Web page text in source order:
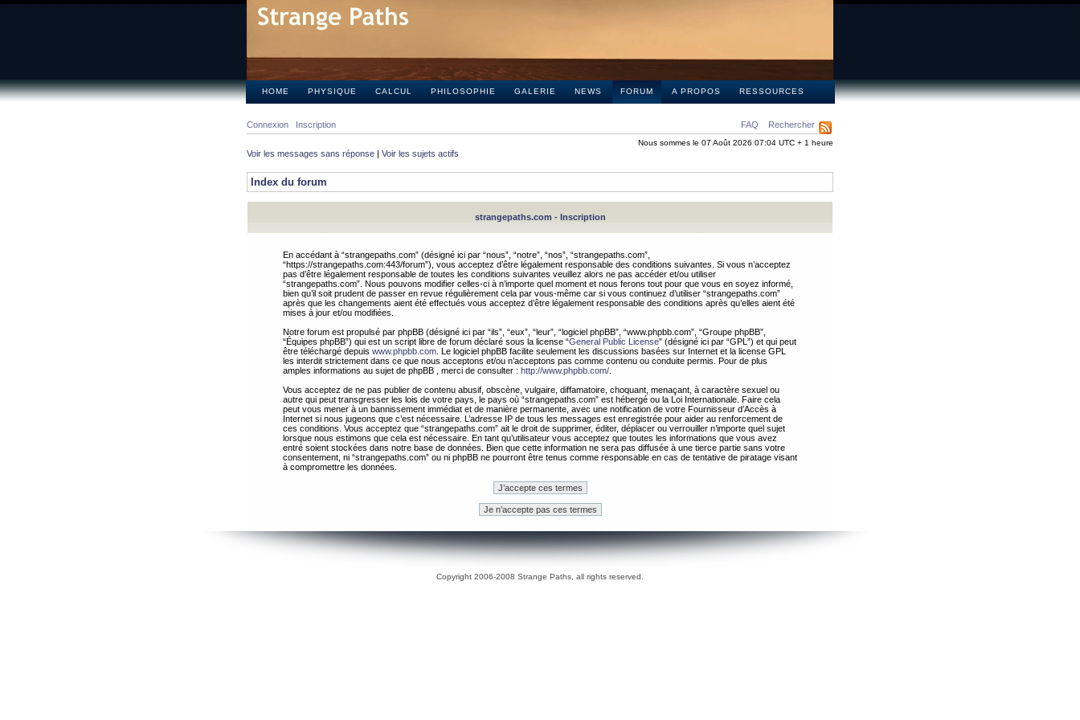
HOME PHYSIQUE CALCUL PHILOSOPHIE GALERIE NEWS FORUM A PROPOS RESSOURCES
FAQ Rechercher
Connexion Inscription
Nous sommes le 07 Août 2026 07:04 UTC + 1 heure
Voir les messages sans réponse | Voir les sujets actifs
Index du forum
strangepaths.com - Inscription
En accédant à “strangepaths.com” (désigné ici par “nous”, “notre”, “nos”, “strangepaths.com”,
“https://strangepaths.com:443/forum”), vous acceptez d’être légalement responsable des conditions suivantes. Si vous n’acceptez
pas d’être légalement responsable de toutes les conditions suivantes veuillez alors ne pas accéder et/ou utiliser
“strangepaths.com”. Nous pouvons modifier celles-ci à n’importe quel moment et nous ferons tout pour que vous en soyez informé,
bien qu’il soit prudent de passer en revue régulièrement cela par vous-même car si vous continuez d’utiliser “strangepaths.com”
après que les changements aient été effectués vous acceptez d’être légalement responsable des conditions après qu’elles aient été
mises à jour et/ou modifiées.
Notre forum est propulsé par phpBB (désigné ici par “ils”, “eux”, “leur”, “logiciel phpBB”, “www.phpbb.com”, “Groupe phpBB”,
“Équipes phpBB”) qui est un script libre de forum déclaré sous la license “General Public License” (désigné ici par “GPL”) et qui peut
être téléchargé depuis www.phpbb.com . Le logiciel phpBB facilite seulement les discussions basées sur Internet et la license GPL
les interdit strictement dans ce que nous acceptons et/ou n’acceptons pas comme contenu ou conduite permis. Pour de plus
amples informations au sujet de phpBB , merci de consulter : http://www.phpbb.com/
Vous acceptez de ne pas publier de contenu abusif, obscène, vulgaire, diffamatoire, choquant, menaçant, à caractère sexuel ou
autre qui peut transgresser les lois de votre pays, le pays où “strangepaths.com” est hébergé ou la Loi Internationale. Faire cela
peut vous mener à un bannissement immédiat et de manière permanente, avec une notification de votre Fournisseur d’Accès à
Internet si nous jugeons que c’est nécessaire. L’adresse IP de tous les messages est enregistrée pour aider au renforcement de
ces conditions. Vous acceptez que “strangepaths.com” ait le droit de supprimer, éditer, déplacer ou verrouiller n’importe quel sujet
lorsque nous estimons que cela est nécessaire. En tant qu’utilisateur vous acceptez que toutes les informations que vous avez
entré soient stockées dans notre base de données. Bien que cette information ne sera pas diffusée à une tierce partie sans votre
consentement, ni “strangepaths.com” ou ni phpBB ne pourront être tenus comme responsable en cas de tentative de piratage visant
à compromettre les données.
Copyright 2006-2008 Strange Paths, all rights reserved.